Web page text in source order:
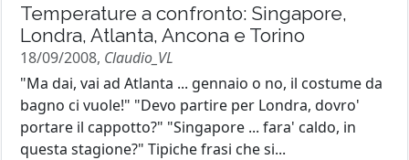
Temperature a confronto: Singapore,
Londra, Atlanta, Ancona e Torino
18/09/2008, Claudio_VL
"Ma dai, vai ad Atlanta ... gennaio o no, il costume da
bagno ci vuole!" "Devo partire per Londra, dovro'
portare il cappotto?" "Singapore ... fara' caldo, in
questa stagione?" Tipiche frasi che si...